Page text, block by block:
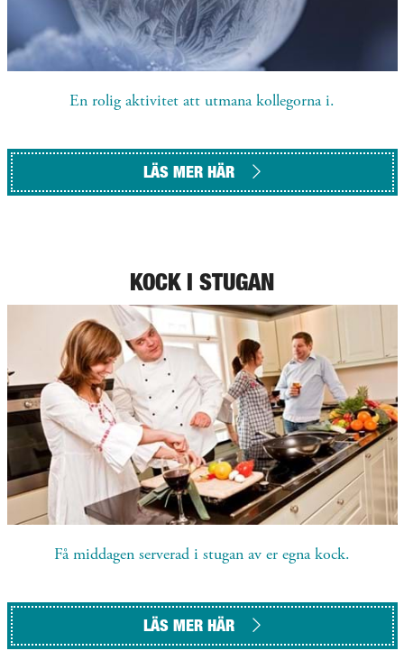
En rolig aktivitet att utmana kollegorna i.
LÄS MER HÄR
KOCK I STUGAN
Få middagen serverad i stugan av er egna kock.
LÄS MER HÄR